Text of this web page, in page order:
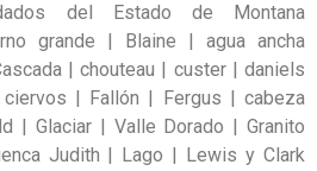
del Estado de Montana
grande | Blaine | agua ancha
| chouteau | custer | daniels
| Fallón | Fergus | cabeza
| Glaciar | Valle Dorado | Granito
Judith | Lago | Lewis y Clark